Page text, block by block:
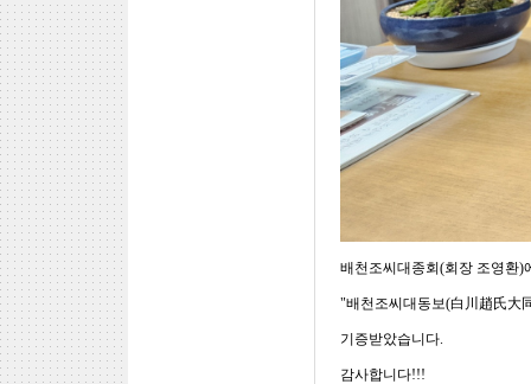
배천조씨대종회(회장 조영환)
"배천조씨대동보(白川趙氏大
기증받았습니다.
감사합니다!!!